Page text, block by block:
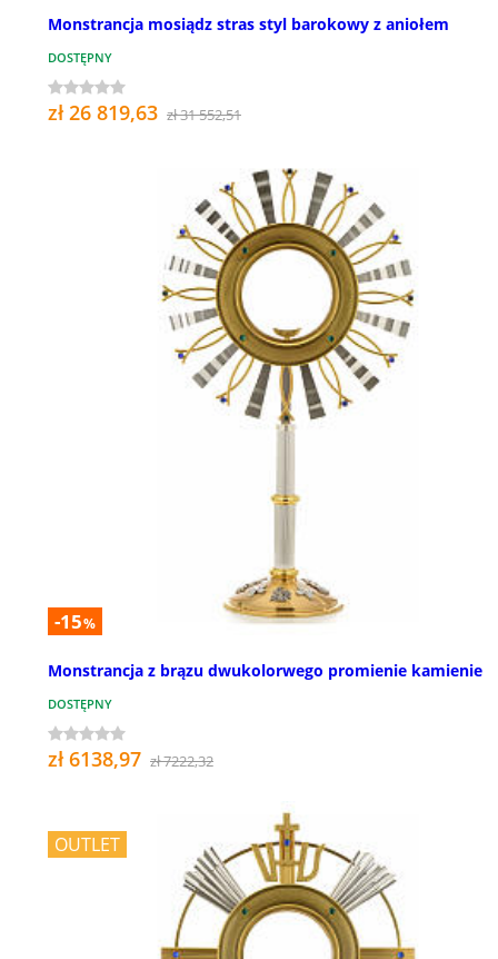
Monstrancja mosiądz stras styl barokowy z aniołem
DOSTĘPNY
zł 26 819,63 zł 31 552,51
-15%
Monstrancja z brązu dwukolorwego promienie kamienie
DOSTĘPNY
zł 6138,97 zł 7222,32
OUTLET